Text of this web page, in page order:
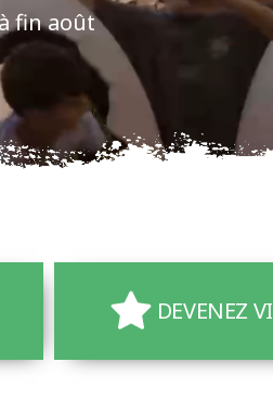
fin août
DEVENEZ